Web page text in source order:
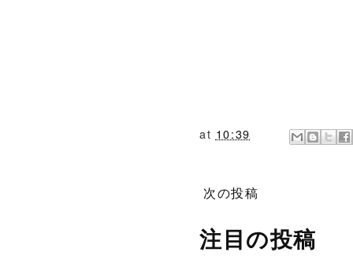
at 10:39
次の投稿
注目の投稿